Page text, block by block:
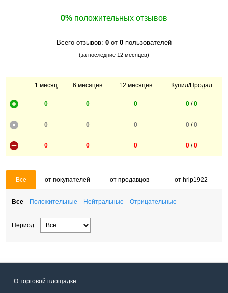
0% положительных отзывов
Всего отзывов: 0 от 0 пользователей
(за последние 12 месяцев)
1 месяц 6 месяцев 12 месяцев Купил/Продал
0 0 0 0/0
0 0 0 0/0
0 0 0 0/0
Все от покупателей от продавцов от hrip1922
Все Положительные Нейтральные Отрицательные
Период
О торговой площадке